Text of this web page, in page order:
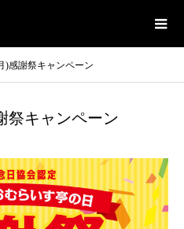
)感謝祭キャンペーン
祭キャンペーン